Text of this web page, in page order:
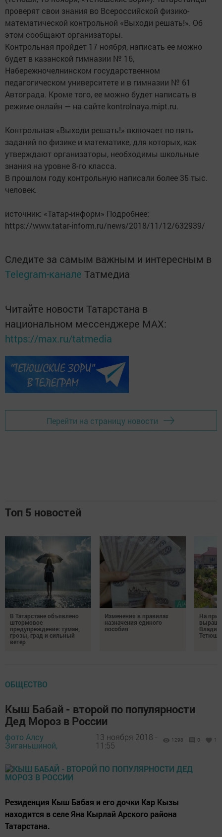
проверят свои знания во Всероссийской физико-
математической контрольной «Выходи решать!». Об
этом сообщают организаторы.
Контрольная пройдет 17 ноября, написать ее можно
будет в казанской гимназии № 16,
Набережночелнинском государственном
педагогическом университете и в гимназии № 61
Автограда. Кроме того, ее можно будет написать в
режиме онлайн — на сайте kontrolnaya.mipt.ru.
Контрольная «Выходи решать!» включает по пять
заданий по физике и математике, для которых, как
утверждают организаторы, необходимы школьные
знания на уровне 8-го класса.
В прошлом году контрольную написали более 35 тыс.
человек.
источник: «Татар-информ» Подробнее:
https://www.tatar-inform.ru/news/2018/11/12/632939/
Следите за самым важным и интересным в
Telegram-канале Татмедиа
Читайте новости Татарстана в
национальном мессенджере MАХ:
https://max.ru/tatmedia
Перейти на страницу новости
Топ 5 новостей
В Татарстане объявлено
штормовое
предупреждение: туман,
грозы, град и сильный
ветер
Изменения в правилах
назначения единого
пособия
На
Тетюш
ОБЩЕСТВО
Кыш Бабай - второй по популярности
Дед Мороз в России
фото Алсу
Зиганьшиной,
13 ноября 2018 -
11:55
1298 0 1
Резиденция Кыш Бабая и его дочки Кар Кызы
находится в селе Яна Кырлай Арского района
Татарстана.